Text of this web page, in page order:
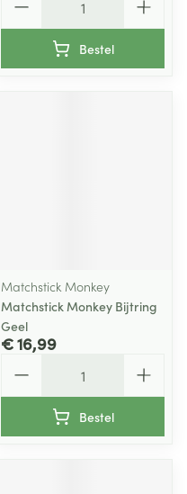
Bestel
Matchstick Monkey
Matchstick Monkey Bijtring
Geel
€ 16,99
Bestel